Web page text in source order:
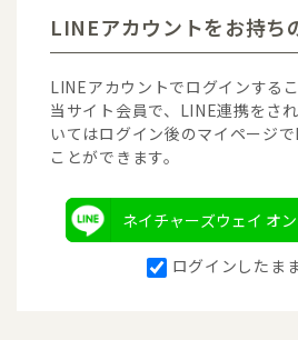
LINEアカウントをお持ち
LINEアカウントでログインするこ
当サイト会員で、LINE連携をさ
いてはログイン後のマイページ
ことができます。
ネイチャーズウェイ オ
ログインしたま